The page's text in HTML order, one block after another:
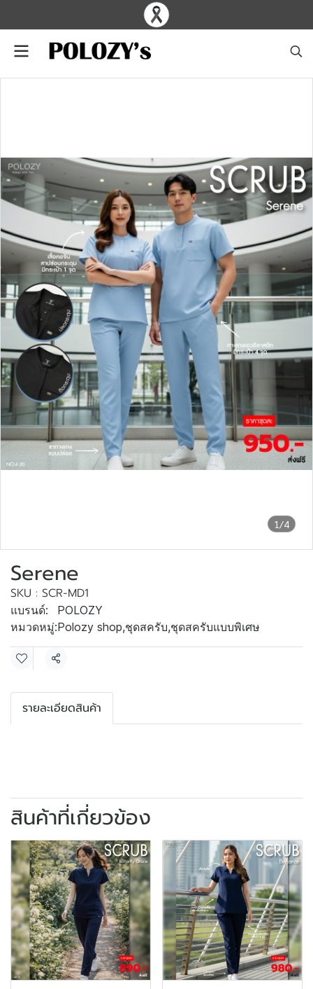
1/4
Serene
SKU : SCR-MD1
แบรนด์:
POLOZY
หมวดหมู่:Polozy shop,ชุดสครับ,ชุดสครับแบบพิเศษ
แชร์
รายละเอียดสินค้า
สินค้าที่เกี่ยวข้อง